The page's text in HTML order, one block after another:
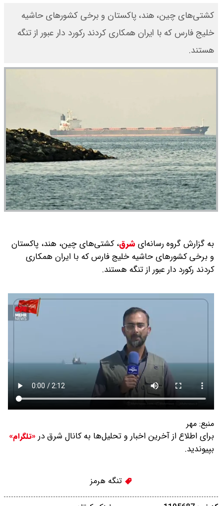
کشتی‌های چین، هند، پاکستان و برخی کشورهای حاشیه
خلیج فارس که با ایران همکاری کردند رکورد دار عبور از تنگه
هستند.
به گزارش گروه رسانه‌ایشرق،کشتی‌های چین، هند، پاکستان
و برخی کشورهای حاشیه خلیج فارس که با ایران همکاری
کردند رکورد دار عبور از تنگه هستند.
منبع: مهر
برای اطلاع از آخرین اخبار و تحلیل‌ها به کانال شرق در «تلگرام»
بپیوندید.
تنگه هرمز